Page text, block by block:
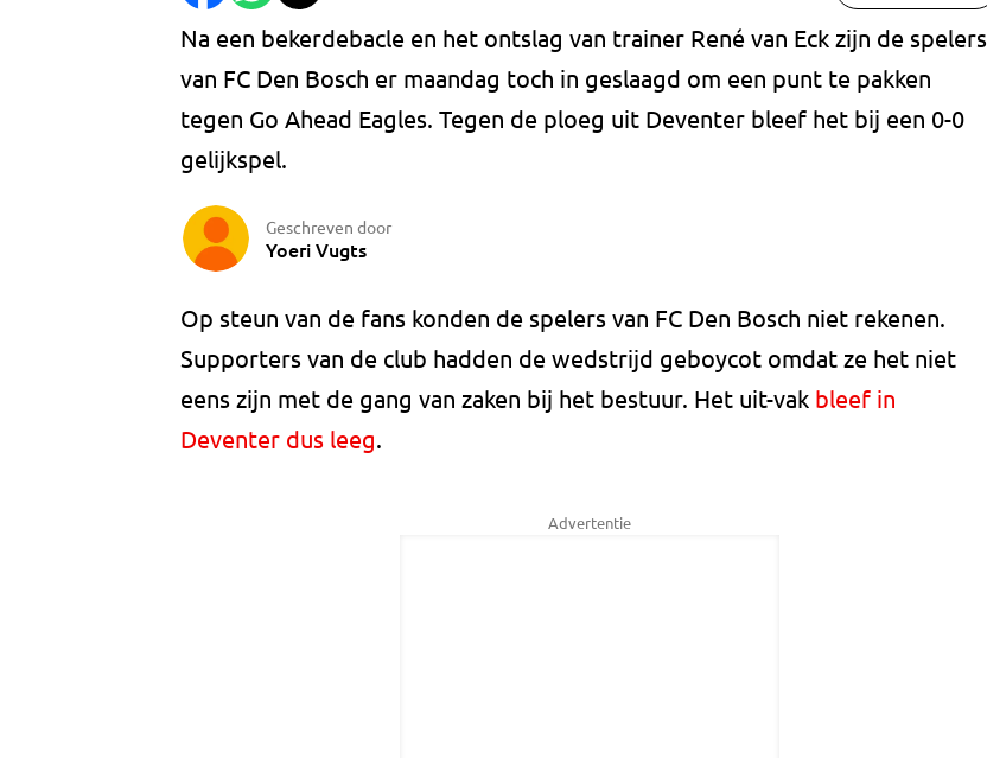
Na een bekerdebacle en het ontslag van trainer René van Eck zijn de spelers
van FC Den Bosch er maandag toch in geslaagd om een punt te pakken
tegen Go Ahead Eagles. Tegen de ploeg uit Deventer bleef het bij een 0-0
gelijkspel.
Geschreven door
Yoeri Vugts
Op steun van de fans konden de spelers van FC Den Bosch niet rekenen.
Supporters van de club hadden de wedstrijd geboycot omdat ze het niet
eens zijn met de gang van zaken bij het bestuur. Het uit-vak bleef in
Deventer dus leeg.
Advertentie